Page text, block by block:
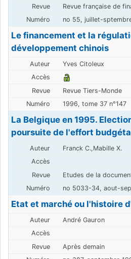
Revue française de
no 55, juillet-
Le financement et la
développement chinois
Yves Citoleux
Revue Tiers-Monde
1996, tome 37 n°147
La Belgique en 1995.
poursuite de l'effort
Franck C.,Mabille X.
Etudes de la
no 5033-34, aout-
Etat et marché ou l'histoire
André Gauron
Après demain